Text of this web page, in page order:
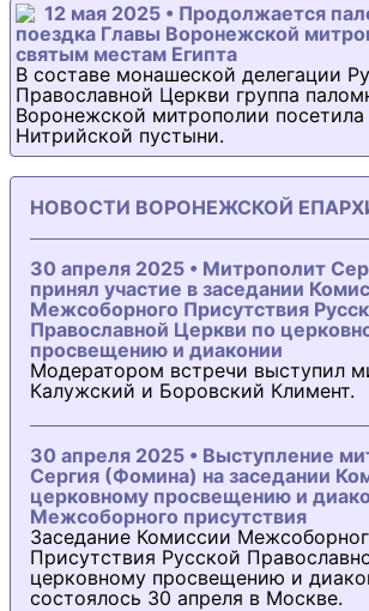
12 мая 2025 • Продолжается
поездка Главы Воронежской
святым местам Египта
В составе монашеской делегации
Православной Церкви группа
Воронежской митрополии посетила
Нитрийской пустыни.
НОВОСТИ ВОРОНЕЖСКОЙ
30 апреля 2025 • Митрополит
принял участие в заседании
Межсоборного Присутствия
Православной Церкви по
просвещению и диаконии
Модератором встречи выступил
Калужский и Боровский Климент.
30 апреля 2025 • Выступление
Сергия (Фомина) на заседании
церковному просвещению и
Межсоборного присутствия
Заседание Комиссии
Присутствия Русской
церковному просвещению и
состоялось 30 апреля в Москве.